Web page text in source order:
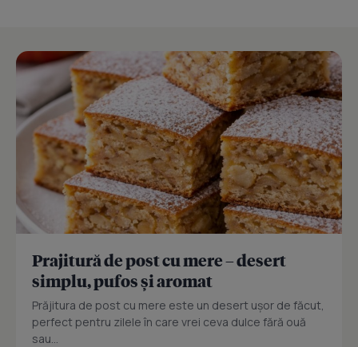
Prajitură de post cu mere – desert
simplu, pufos și aromat
Prăjitura de post cu mere este un desert ușor de făcut,
perfect pentru zilele în care vrei ceva dulce fără ouă
sau...